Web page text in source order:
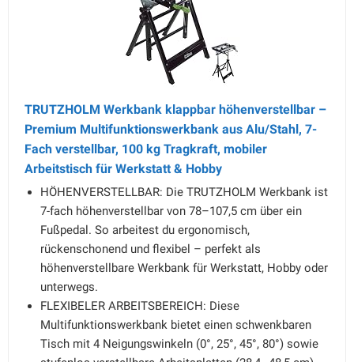
TRUTZHOLM Werkbank klappbar höhenverstellbar –
Premium Multifunktionswerkbank aus Alu/Stahl, 7-
Fach verstellbar, 100 kg Tragkraft, mobiler
Arbeitstisch für Werkstatt & Hobby
HÖHENVERSTELLBAR: Die TRUTZHOLM Werkbank ist
7-fach höhenverstellbar von 78–107,5 cm über ein
Fußpedal. So arbeitest du ergonomisch,
rückenschonend und flexibel – perfekt als
höhenverstellbare Werkbank für Werkstatt, Hobby oder
unterwegs.
FLEXIBELER ARBEITSBEREICH: Diese
Multifunktionswerkbank bietet einen schwenkbaren
Tisch mit 4 Neigungswinkeln (0°, 25°, 45°, 80°) sowie